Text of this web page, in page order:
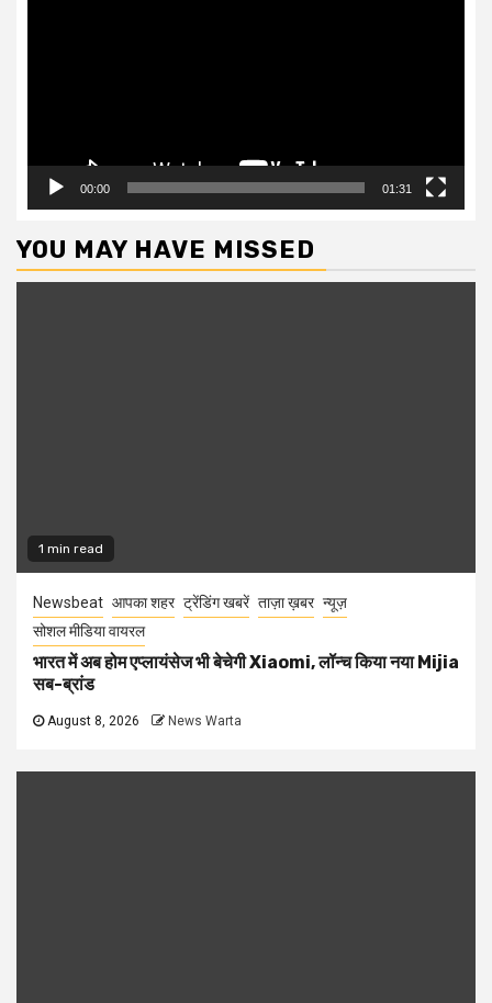
00:00 01:31
YOU MAY HAVE MISSED
1 min read
Newsbeat आपका शहर ट्रेंडिंग खबरें ताज़ा ख़बर न्यूज़
सोशल मीडिया वायरल
भारत में अब होम एप्लायंसेज भी बेचेगी Xiaomi, लॉन्च किया नया Mijia
सब-ब्रांड
August 8, 2026 News Warta